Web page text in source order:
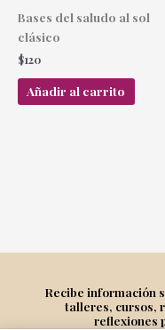
Bases del saludo al sol
clásico
$120
Añadir al carrito
Recibe información
talleres, cursos,
reflexiones